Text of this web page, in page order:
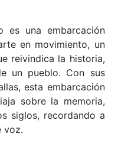
es una embarcación
en movimiento, un
reivindica la historia,
un pueblo. Con sus
esta embarcación
sobre la memoria,
siglos, recordando a
voz.